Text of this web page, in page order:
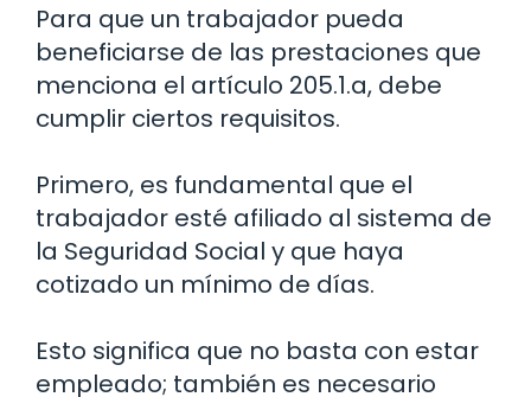
Para que un trabajador pueda
beneficiarse de las prestaciones que
menciona el artículo 205.1.a, debe
cumplir ciertos requisitos.
Primero, es fundamental que el
trabajador esté afiliado al sistema de
la Seguridad Social y que haya
cotizado un mínimo de días.
Esto significa que no basta con estar
empleado; también es necesario